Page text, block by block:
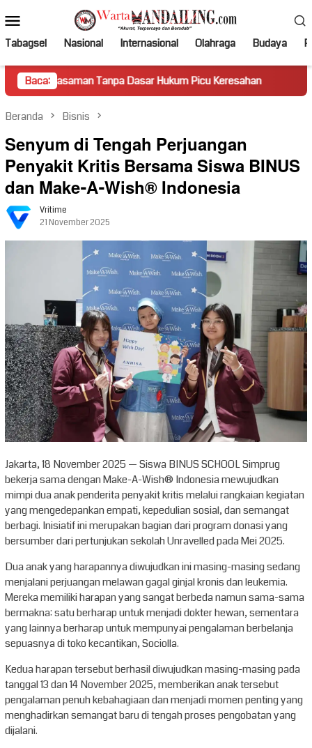
ke
kontenMobile
Tabagsel Nasional Internasional Olahraga Budaya
Baca:
Tanpa Dasar Hukum Picu Keresahan Truk Miring
Beranda Bisnis
Senyum di Tengah Perjuangan
Penyakit Kritis Bersama Siswa BINUS
dan Make-A-Wish® Indonesia
Vritime
21 November 2025
Jakarta, 18 November 2025 — Siswa BINUS SCHOOL Simprug
bekerja sama dengan Make-A-Wish® Indonesia mewujudkan
mimpi dua anak penderita penyakit kritis melalui rangkaian kegiatan
yang mengedepankan empati, kepedulian sosial, dan semangat
berbagi. Inisiatif ini merupakan bagian dari program donasi yang
bersumber dari pertunjukan sekolah Unravelled pada Mei 2025.
Dua anak yang harapannya diwujudkan ini masing-masing sedang
menjalani perjuangan melawan gagal ginjal kronis dan leukemia.
Mereka memiliki harapan yang sangat berbeda namun sama-sama
bermakna: satu berharap untuk menjadi dokter hewan, sementara
yang lainnya berharap untuk mempunyai pengalaman berbelanja
sepuasnya di toko kecantikan, Sociolla.
Kedua harapan tersebut berhasil diwujudkan masing-masing pada
tanggal 13 dan 14 November 2025, memberikan anak tersebut
pengalaman penuh kebahagiaan dan menjadi momen penting yang
menghadirkan semangat baru di tengah proses pengobatan yang
dijalani.